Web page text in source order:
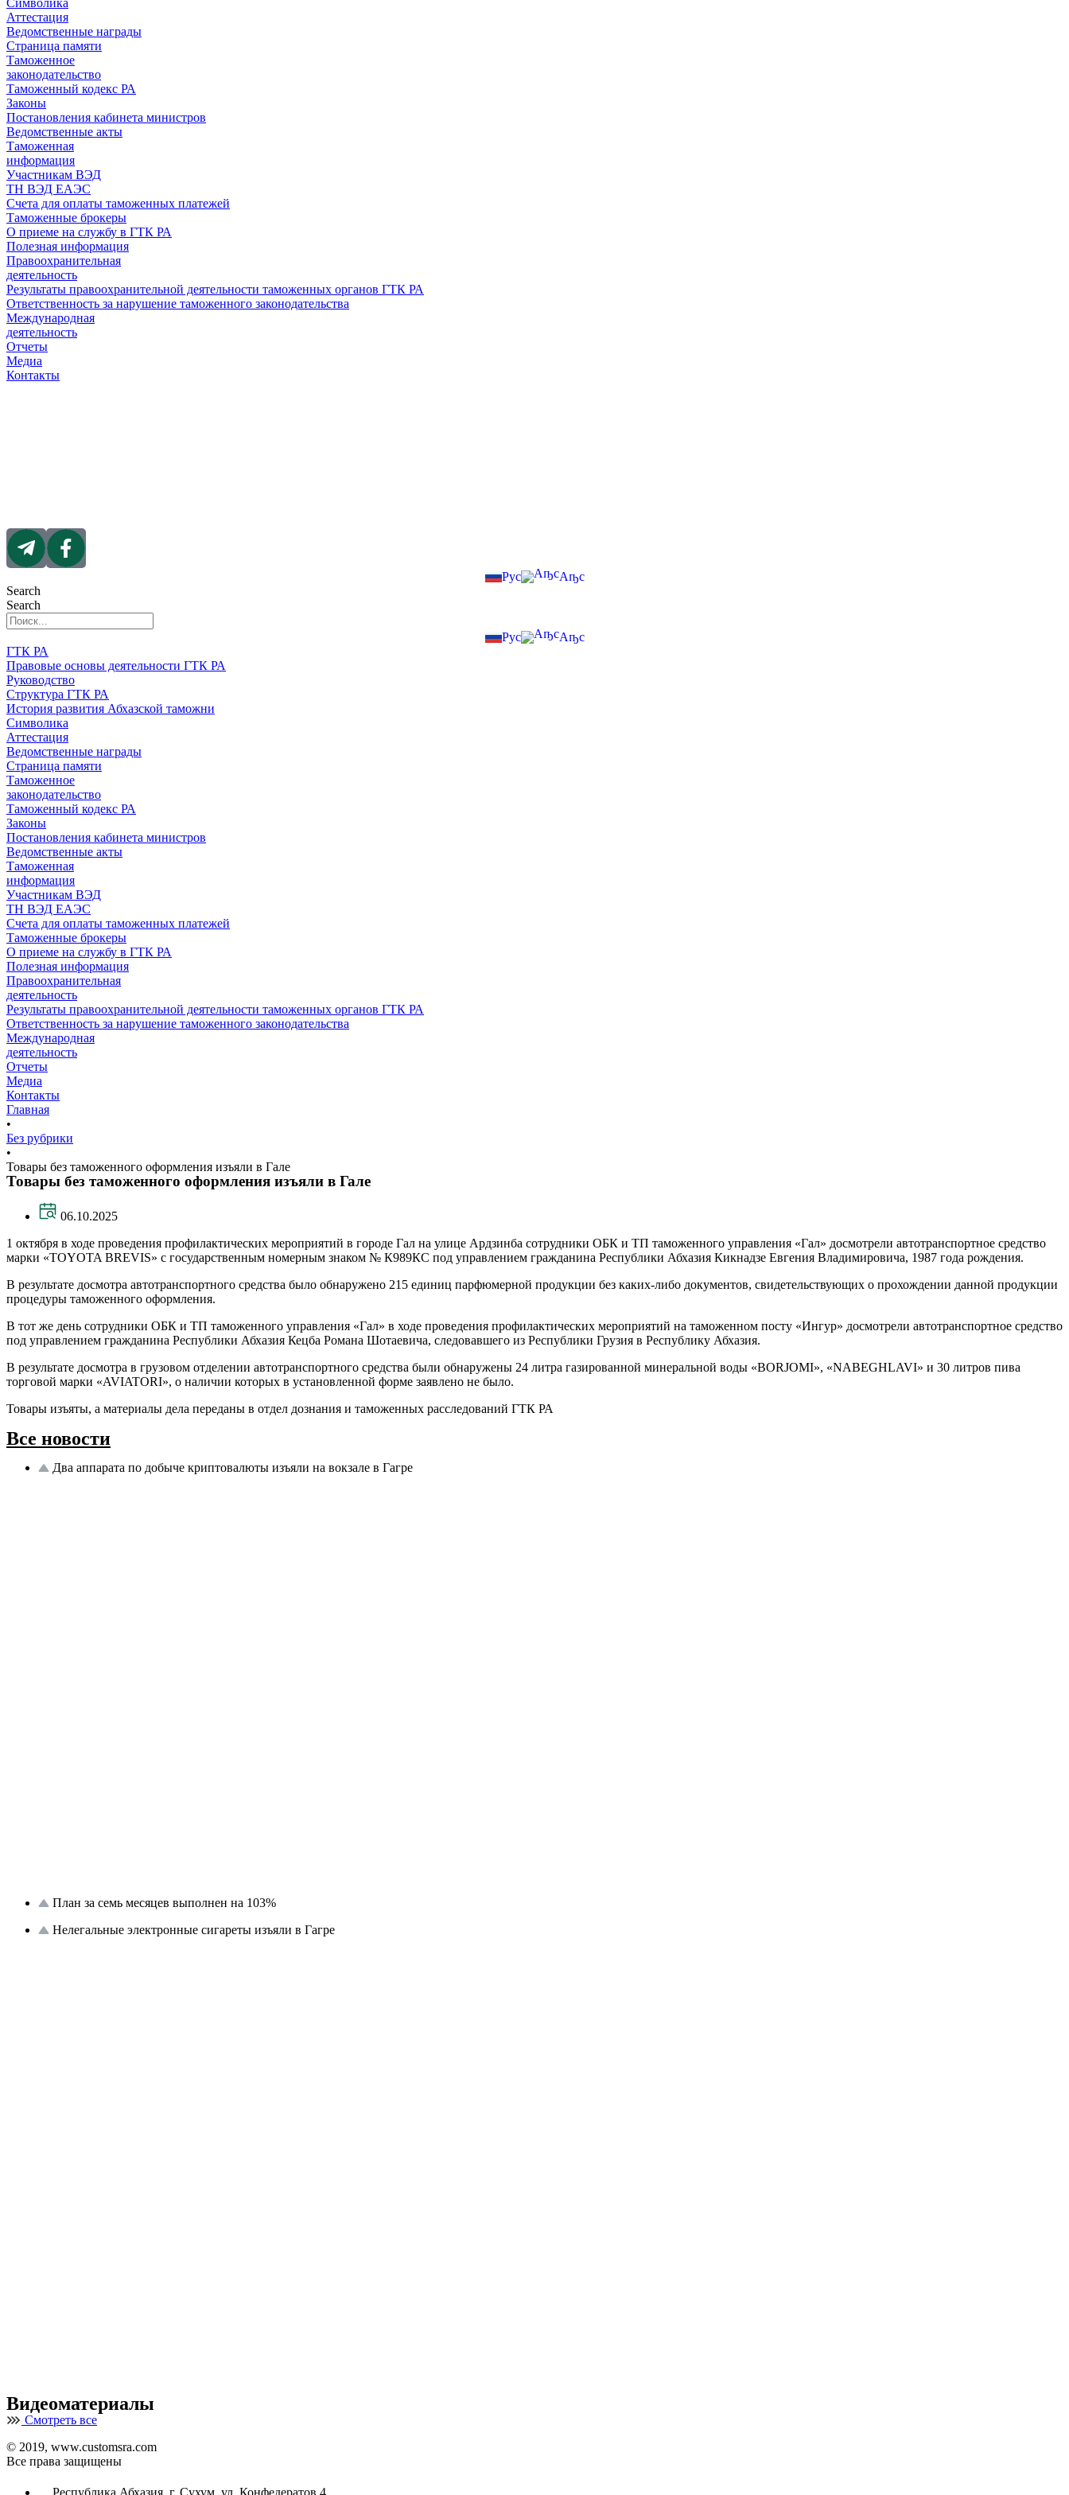
Символика
Аттестация
Ведомственные награды
Страница памяти
Таможенное
законодательство
Таможенный кодекс РА
Законы
Постановления кабинета министров
Ведомственные акты
Таможенная
информация
Участникам ВЭД
ТН ВЭД ЕАЭС
Счета для оплаты таможенных платежей
Таможенные брокеры
О приеме на службу в ГТК РА
Полезная информация
Правоохранительная
деятельность
Результаты правоохранительной деятельности таможенных органов ГТК РА
Ответственность за нарушение таможенного законодательства
Международная
деятельность
Отчеты
Медиа
Контакты
Рус
Аҧс
Search
Search
Рус
Аҧс
ГТК РА
Правовые основы деятельности ГТК РА
Руководство
Структура ГТК РА
История развития Абхазской таможни
Символика
Аттестация
Ведомственные награды
Страница памяти
Таможенное
законодательство
Таможенный кодекс РА
Законы
Постановления кабинета министров
Ведомственные акты
Таможенная
информация
Участникам ВЭД
ТН ВЭД ЕАЭС
Счета для оплаты таможенных платежей
Таможенные брокеры
О приеме на службу в ГТК РА
Полезная информация
Правоохранительная
деятельность
Результаты правоохранительной деятельности таможенных органов ГТК РА
Ответственность за нарушение таможенного законодательства
Международная
деятельность
Отчеты
Медиа
Контакты
Главная
•
Без рубрики
•
Товары без таможенного оформления изъяли в Гале
Товары без таможенного оформления изъяли в Гале
06.10.2025
1 октября в ходе проведения профилактических мероприятий в городе Гал на улице Ардзинба сотрудники ОБК и ТП таможенного управления «Гал» досмотрели автотранспортное средство
марки «TOYOTA BREVIS» с государственным номерным знаком № К989КС под управлением гражданина Республики Абхазия Кикнадзе Евгения Владимировича, 1987 года рождения.
В результате досмотра автотранспортного средства было обнаружено 215 единиц парфюмерной продукции без каких-либо документов, свидетельствующих о прохождении данной продукции
процедуры таможенного оформления.
В тот же день сотрудники ОБК и ТП таможенного управления «Гал» в ходе проведения профилактических мероприятий на таможенном посту «Ингур» досмотрели автотранспортное средство
под управлением гражданина Республики Абхазия Кецба Романа Шотаевича, следовавшего из Республики Грузия в Республику Абхазия.
В результате досмотра в грузовом отделении автотранспортного средства были обнаружены 24 литра газированной минеральной воды «BORJOMI», «NABEGHLAVI» и 30 литров пива
торговой марки «AVIATORI», о наличии которых в установленной форме заявлено не было.
Товары изъяты, а материалы дела переданы в отдел дознания и таможенных расследований ГТК РА
Все новости
Два аппарата по добыче криптовалюты изъяли на вокзале в Гагре
План за семь месяцев выполнен на 103%
Нелегальные электронные сигареты изъяли в Гагре
Видеоматериалы
Смотреть все
© 2019, www.customsra.com
Все права защищены
Республика Абхазия, г. Сухум, ул. Конфедератов 4